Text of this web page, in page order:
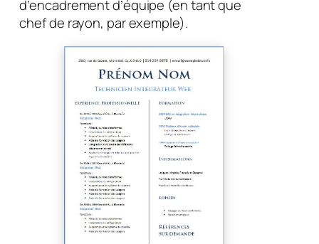
d’encadrement d’équipe (en tant que
chef de rayon, par exemple).